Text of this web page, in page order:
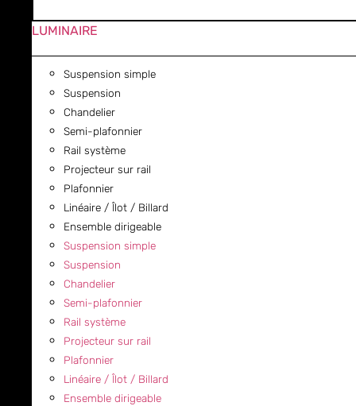
LUMINAIRE
Suspension simple
Suspension
Chandelier
Semi-plafonnier
Rail système
Projecteur sur rail
Plafonnier
Linéaire / Îlot / Billard
Ensemble dirigeable
Suspension simple
Suspension
Chandelier
Semi-plafonnier
Rail système
Projecteur sur rail
Plafonnier
Linéaire / Îlot / Billard
Ensemble dirigeable